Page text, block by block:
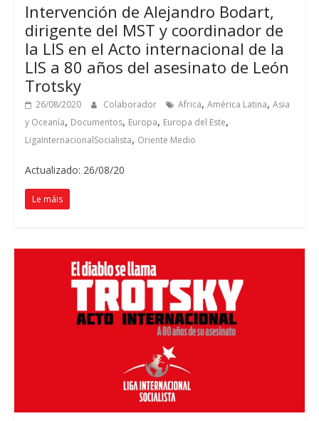
Intervención de Alejandro Bodart,
dirigente del MST y coordinador de
la LIS en el Acto internacional de la
LIS a 80 años del asesinato de León
Trotsky
26/08/2020 Colaborador Africa, América Latina, Asia
y Oceanía, Documentos, Europa, Europa del Este,
LigaInternacionalSocialista, Oriente Medio
Actualizado: 26/08/20
Le máis